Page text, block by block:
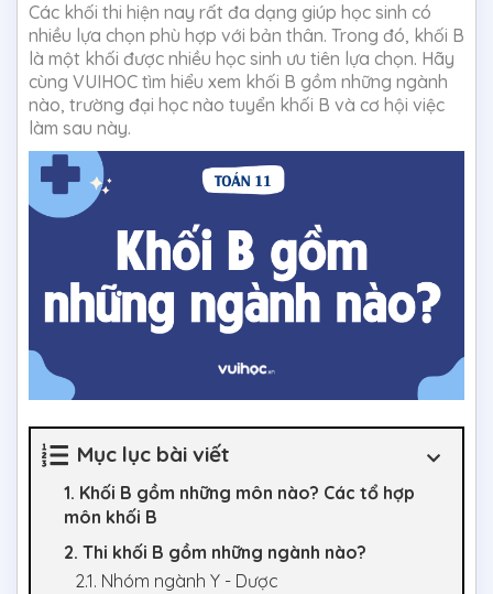
Các khối thi hiện nay rất đa dạng giúp học sinh có
nhiều lựa chọn phù hợp với bản thân. Trong đó, khối B
là một khối được nhiều học sinh ưu tiên lựa chọn. Hãy
cùng VUIHOC tìm hiểu xem khối B gồm những ngành
nào, trường đại học nào tuyển khối B và cơ hội việc
làm sau này.
Mục lục bài viết
1. Khối B gồm những môn nào? Các tổ hợp
môn khối B
2. Thi khối B gồm những ngành nào?
2.1. Nhóm ngành Y - Dược